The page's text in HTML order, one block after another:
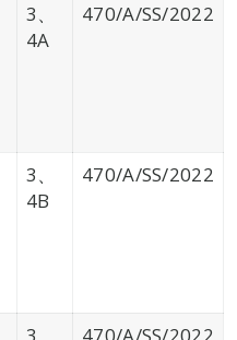
3、
4A
470/A/SS/2022
3、
4B
470/A/SS/2022